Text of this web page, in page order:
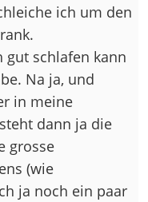
ich um den
gut schlafen kann
Na ja, und
in meine
dann ja die
grosse
(wie
ja noch ein paar